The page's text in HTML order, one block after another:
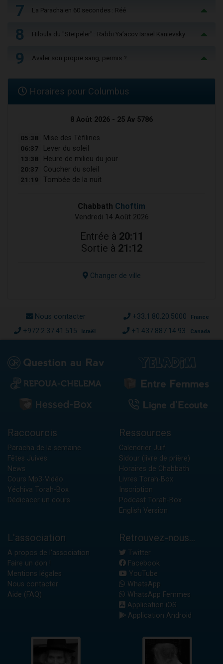
7 La Paracha en 60 secondes : Réé
8 Hiloula du "Steïpeler" : Rabbi Ya’acov Israël Kanievsky
9 Avaler son propre sang, permis ?
Horaires pour Columbus
8 Août 2026 - 25 Av 5786
05:38 Mise des Téfilines
06:37 Lever du soleil
13:38 Heure de milieu du jour
20:37 Coucher du soleil
21:19 Tombée de la nuit
Chabbath Choftim
Vendredi 14 Août 2026
Entrée à 20:11
Sortie à 21:12
Changer de ville
Nous contacter +33.1.80.20.5000 France
+972.2.37.41.515 Israël +1.437.887.14.93 Canada
Raccourcis
Paracha de la semaine
Fêtes Juives
News
Cours Mp3-Vidéo
Yéchiva Torah-Box
Dédicacer un cours
Ressources
Calendrier Juif
Sidour (livre de prière)
Horaires de Chabbath
Livres Torah-Box
Inscription
Podcast Torah-Box
English Version
L'association
A propos de l'association
Faire un don !
Mentions légales
Nous contacter
Aide (FAQ)
Retrouvez-nous...
Twitter
Facebook
YouTube
WhatsApp
WhatsApp Femmes
Application iOS
Application Android